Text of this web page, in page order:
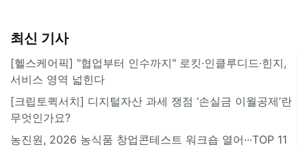
최신 기사
[헬스케어픽] "협업부터 인수까지" 로킷·인클루디드·힌지,
서비스 영역 넓힌다
[크립토퀵서치] 디지털자산 과세 쟁점 ‘손실금 이월공제’란
무엇인가요?
농진원, 2026 농식품 창업콘테스트 워크숍 열어···TOP 11